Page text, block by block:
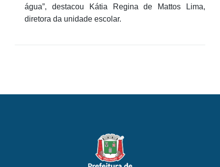
água”, destacou Kátia Regina de Mattos Lima,
diretora da unidade escolar.